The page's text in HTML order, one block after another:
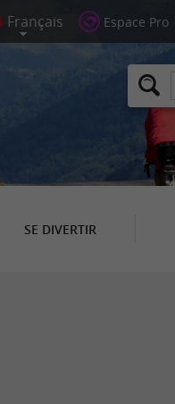
Espace Pro
SE DIVERTIR